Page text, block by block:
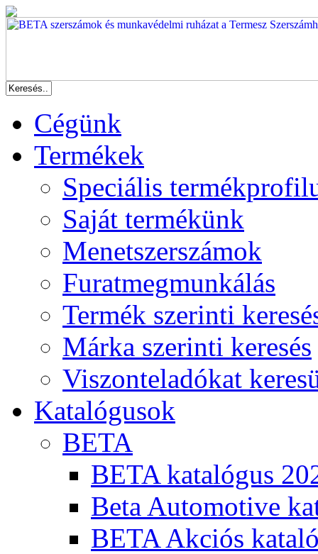
Cégünk
Termékek
Speciális
Saját termékünk
Menetszerszámok
Furatmegmunkálás
Termék szerinti
Márka szerinti keresés
Viszonteladókat
Katalógusok
BETA
BETA katalógus
Beta Automotive
BETA Akciós